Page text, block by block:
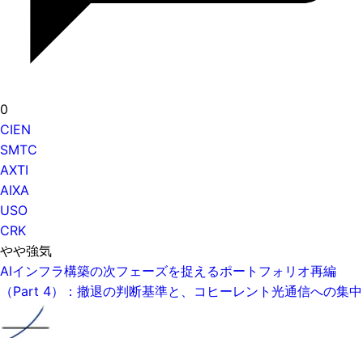
0
CIEN
SMTC
AXTI
AIXA
USO
CRK
やや強気
AIインフラ構築の次フェーズを捉えるポートフォリオ再編
（Part 4）：撤退の判断基準と、コヒーレント光通信への集中